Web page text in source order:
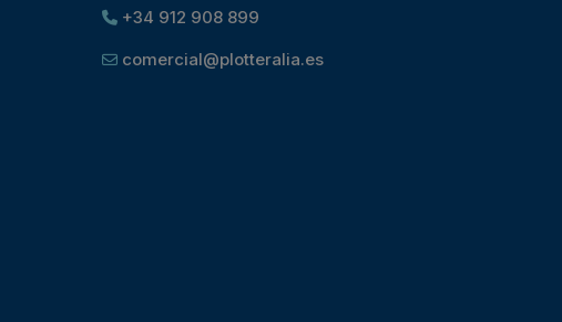
+34 912 908 899
comercial@plotteralia.es